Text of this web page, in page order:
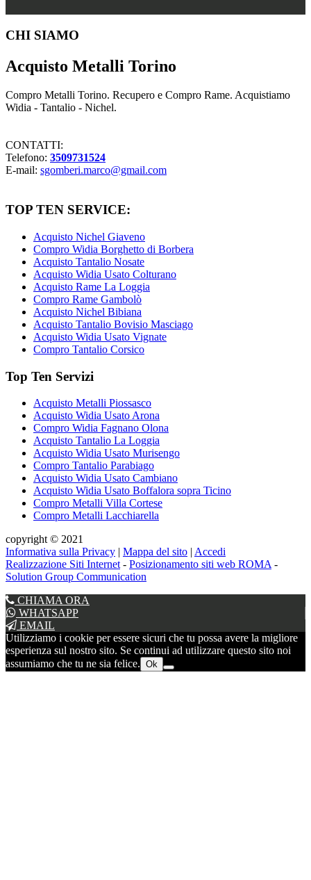
Footer
CHI SIAMO
Acquisto Metalli Torino
Compro Metalli Torino. Recupero e Compro Rame. Acquistiamo
Widia - Tantalio - Nichel.
CONTATTI:
Telefono: 3509731524
E-mail: sgomberi.marco@gmail.com
TOP TEN SERVICE:
Acquisto Nichel Giaveno
Compro Widia Borghetto di Borbera
Acquisto Tantalio Nosate
Acquisto Widia Usato Colturano
Acquisto Rame La Loggia
Compro Rame Gambolò
Acquisto Nichel Bibiana
Acquisto Tantalio Bovisio Masciago
Acquisto Widia Usato Vignate
Compro Tantalio Corsico
Top Ten Servizi
Acquisto Metalli Piossasco
Acquisto Widia Usato Arona
Compro Widia Fagnano Olona
Acquisto Tantalio La Loggia
Acquisto Widia Usato Murisengo
Compro Tantalio Parabiago
Acquisto Widia Usato Cambiano
Acquisto Widia Usato Boffalora sopra Ticino
Compro Metalli Villa Cortese
Compro Metalli Lacchiarella
copyright © 2021
Informativa sulla Privacy | Mappa del sito | Accedi
Realizzazione Siti Internet - Posizionamento siti web ROMA -
Solution Group Communication
CHIAMA ORA
WHATSAPP
EMAIL
Utilizziamo i cookie per essere sicuri che tu possa avere la migliore
esperienza sul nostro sito. Se continui ad utilizzare questo sito noi
assumiamo che tu ne sia felice. Ok